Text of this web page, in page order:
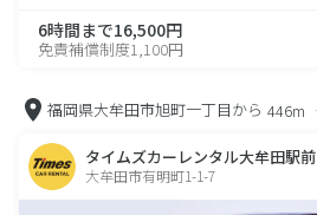
6時間まで16,500円
免責補償制度1,100円
福岡県大牟田市旭町一丁目から 446m
タイムズカーレンタル大牟田駅前
大牟田市有明町1-1-7